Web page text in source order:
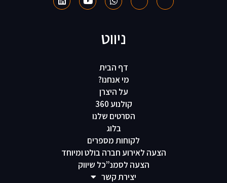
ניווט
דף הבית
מי אנחנו?
על היצרן
קולנוע 360
הסרטים שלנו
בלוג
לקוחות מספרים
הצעה לאירוע חברה בולט ומיוחד
הצעה לסמנ”כל שיווק
יצירת קשר